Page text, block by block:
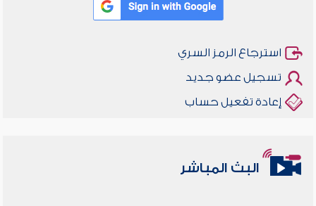
استرجاع الرمز السري
تسجيل عضو جديد
إعادة تفعيل حساب
البث المباشر